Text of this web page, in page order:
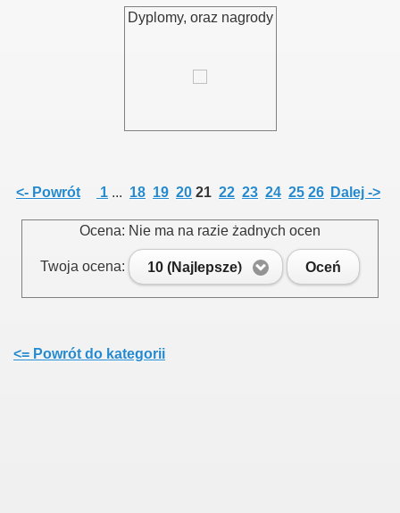
Dyplomy, oraz nagrody
<- Powrót 1 ... 18 19 20 21 22 23 24 25 26 Dalej ->
Ocena: Nie ma na razie żadnych ocen
Twoja ocena: 10 (Najlepsze) Oceń
<= Powrót do kategorii